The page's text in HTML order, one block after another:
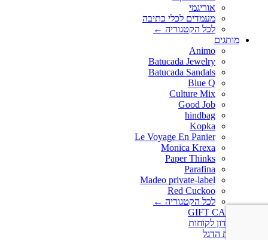
אוריגמי
מעמדים לכלי כתיבה
לכל הקטגוריה ←
מותגים
Animo
Batucada Jewelry
Batucada Sandals
Blue Q
Culture Mix
Good Job
hindbag
Kopka
Le Voyage En Panier
Monica Krexa
Paper Thinks
Parafina
Madeo private-label
Red Cuckoo
לכל הקטגוריה ←
GIFT CARD
מועדון לקוחות
חנות הדגל